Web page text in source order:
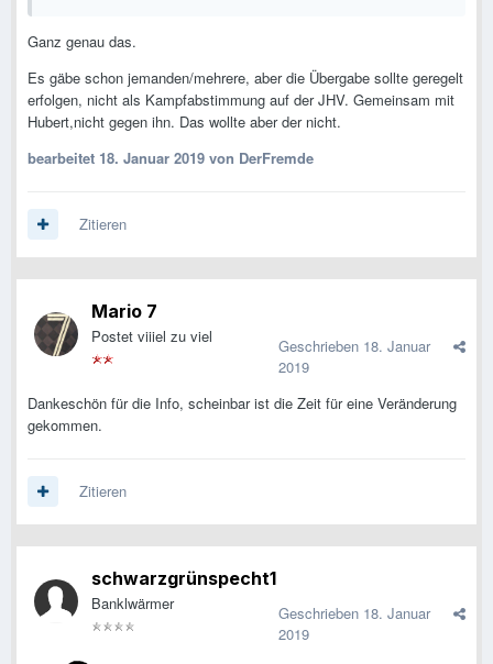
Ganz genau das.
Es gäbe schon jemanden/mehrere, aber die Übergabe sollte geregelt
erfolgen, nicht als Kampfabstimmung auf der JHV. Gemeinsam mit
Hubert,nicht gegen ihn. Das wollte aber der nicht.
bearbeitet 18. Januar 2019 von DerFremde
Zitieren
Mario 7
Postet viiiel zu viel Geschrieben 18. Januar
2019
Dankeschön für die Info, scheinbar ist die Zeit für eine Veränderung
gekommen.
Zitieren
schwarzgrünspecht1
Banklwärmer Geschrieben 18. Januar
2019